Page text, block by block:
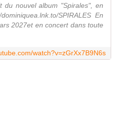
du nouvel album "Spirales", en
SPIRALES En
2027et en concert dans toute
watch?v=zGrXx7B9N6s